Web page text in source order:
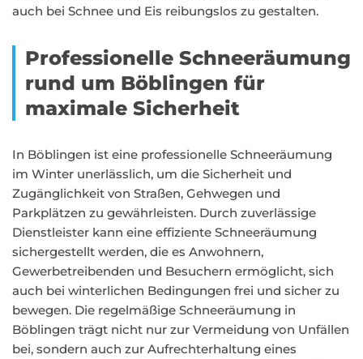
auch bei Schnee und Eis reibungslos zu gestalten.
Professionelle Schneeräumung
rund um Böblingen für
maximale Sicherheit
In Böblingen ist eine professionelle Schneeräumung
im Winter unerlässlich, um die Sicherheit und
Zugänglichkeit von Straßen, Gehwegen und
Parkplätzen zu gewährleisten. Durch zuverlässige
Dienstleister kann eine effiziente Schneeräumung
sichergestellt werden, die es Anwohnern,
Gewerbetreibenden und Besuchern ermöglicht, sich
auch bei winterlichen Bedingungen frei und sicher zu
bewegen. Die regelmäßige Schneeräumung in
Böblingen trägt nicht nur zur Vermeidung von Unfällen
bei, sondern auch zur Aufrechterhaltung eines